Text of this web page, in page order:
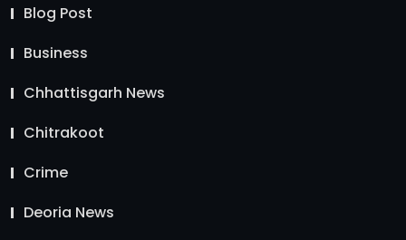
Blog Post
Business
Chhattisgarh News
Chitrakoot
Crime
Deoria News